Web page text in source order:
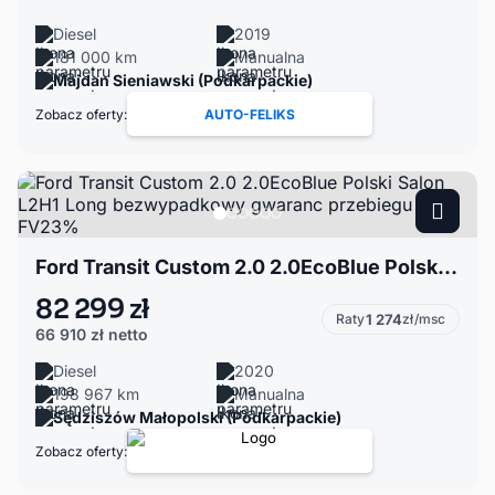
Diesel
2019
181 000 km
Manualna
Majdan Sieniawski (Podkarpackie)
Zobacz oferty: AUTO-FELIKS
Ford Transit Custom 2.0 2.0EcoBlue Polski Salon L2H1 Long bezwypadkowy gwaranc przebiegu FV23%
82 299 zł
66 910 zł netto
Raty1 274zł/msc
Diesel
2020
198 967 km
Manualna
Sędziszów Małopolski (Podkarpackie)
Zobacz oferty: